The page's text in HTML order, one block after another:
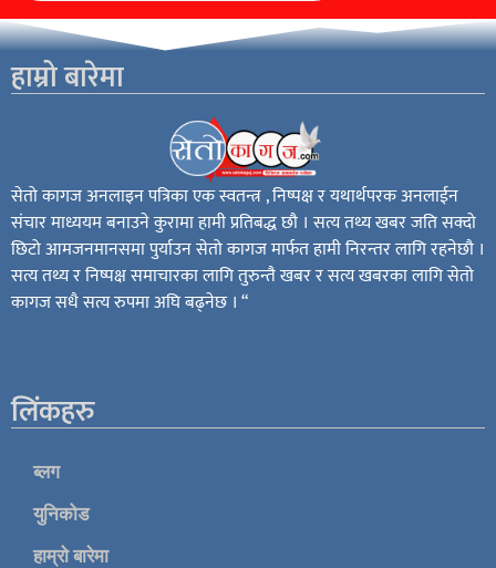
हाम्रो बारेमा
सेतो कागज अनलाइन पत्रिका एक स्वतन्त्र , निष्पक्ष र यथार्थपरक अनलाईन
संचार माध्ययम बनाउने कुरामा हामी प्रतिबद्ध छौ । सत्य तथ्य खबर जति सक्दो
छिटो आमजनमानसमा पुर्याउन सेतो कागज मार्फत हामी निरन्तर लागि रहनेछौ ।
सत्य तथ्य र निष्पक्ष समाचारका लागि तुरुन्तै खबर र सत्य खबरका लागि सेतो
कागज सधै सत्य रुपमा अघि बढ्नेछ । “
लिंकहरु
ब्लग
युनिकोड
हाम्रो बारेमा